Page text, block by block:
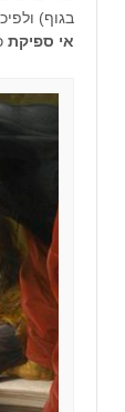
בגוף)
אי ספיקת